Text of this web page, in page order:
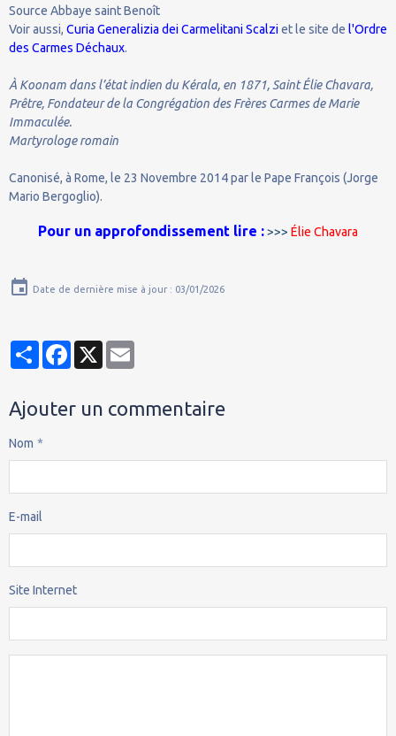
Source Abbaye saint Benoît
Voir aussi, Curia Generalizia dei Carmelitani Scalziet le site de l'Ordre
des Carmes Déchaux.
À Koonam dans l’état indien du Kérala, en 1871, Saint Élie Chavara,
Prêtre, Fondateur de la Congrégation des Frères Carmes de Marie
Immaculée.
Martyrologe romain
Canonisé, à Rome, le 23 Novembre 2014 par le Pape François (Jorge
Mario Bergoglio).
Pour un approfondissement lire :>>> Élie Chavara
Date de dernière mise à jour : 03/01/2026
PartagerFacebook
X
Ajouter un commentaire
Nom
E-mail
Site Internet